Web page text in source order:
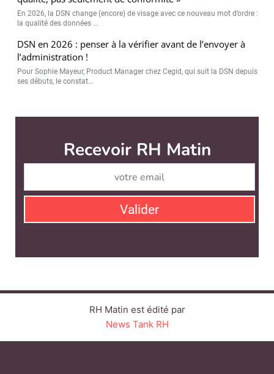
En 2026, la DSN change (encore) de visage avec ce nouveau mot d’ordre :
la qualité des données ...
DSN en 2026 : penser à la vérifier avant de l’envoyer à
l’administration !
Pour Sophie Mayeur, Product Manager chez Cegid, qui suit la DSN depuis
ses débuts, le constat...
Recevoir RH Matin
Valider
RH Matin est édité par
News Tank RH